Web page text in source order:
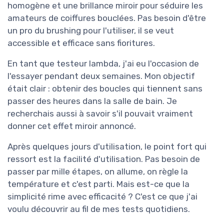
homogène et une brillance miroir pour séduire les
amateurs de coiffures bouclées. Pas besoin d'être
un pro du brushing pour l'utiliser, il se veut
accessible et efficace sans fioritures.
En tant que testeur lambda, j'ai eu l'occasion de
l'essayer pendant deux semaines. Mon objectif
était clair : obtenir des boucles qui tiennent sans
passer des heures dans la salle de bain. Je
recherchais aussi à savoir s'il pouvait vraiment
donner cet effet miroir annoncé.
Après quelques jours d'utilisation, le point fort qui
ressort est la facilité d'utilisation. Pas besoin de
passer par mille étapes, on allume, on règle la
température et c'est parti. Mais est-ce que la
simplicité rime avec efficacité ? C'est ce que j'ai
voulu découvrir au fil de mes tests quotidiens.